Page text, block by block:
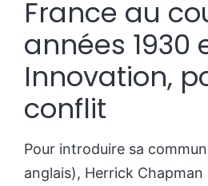
France au
années 1930
Innovation,
conflit
Pour introduire sa
anglais), Herrick